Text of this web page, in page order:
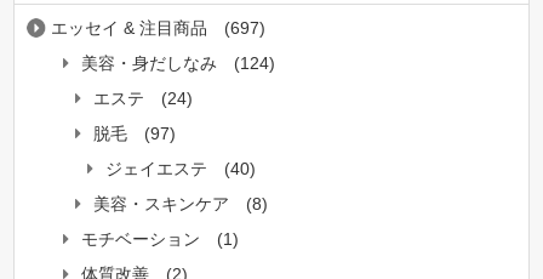
エッセイ & 注目商品
(697)
美容・身だしなみ
(124)
エステ
(24)
脱毛
(97)
ジェイエステ
(40)
美容・スキンケア
(8)
モチベーション
(1)
体質改善
(2)